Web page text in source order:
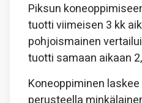
Piksun
tuotti viimeisen 3 kk
pohjoismainen
tuotti samaan aikaan
Koneoppiminen